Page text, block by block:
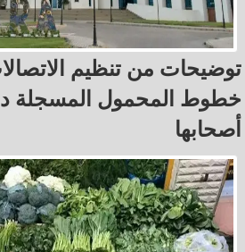
توضيحات من تنظيم
خطوط المحمول المسجلة
أصحابها